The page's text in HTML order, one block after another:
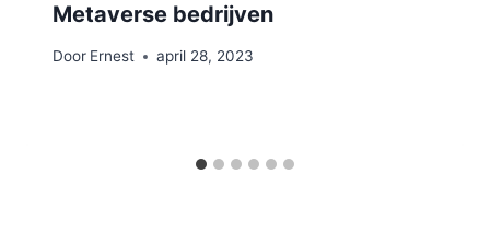
Metaverse bedrijven
Door Ernest april 28, 2023